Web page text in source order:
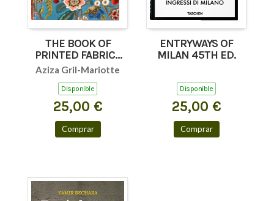
THE BOOK OF
PRINTED FABRICS
45TH ED.
Aziza Gril-Mariotte
Disponible
25,00 €
Comprar
ENTRYWAYS OF
MILAN 45TH ED.
Disponible
25,00 €
Comprar